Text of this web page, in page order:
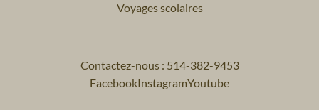
Voyages scolaires
Contactez-nous : 514-382-9453
FacebookInstagramYoutube